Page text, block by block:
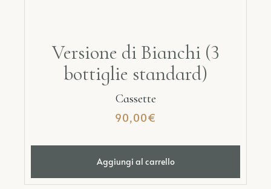
Versione di Bianchi (3
bottiglie standard)
Cassette
90,00€
Aggiungi al carrello